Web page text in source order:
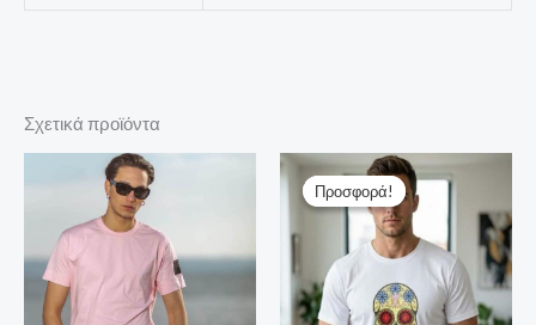
Σχετικά προϊόντα
Προσφορά!
Προσφορά!
Original
price
was:
24,00 €.
Η
τρέχουσα
τιμή
είναι:
19,00 €.